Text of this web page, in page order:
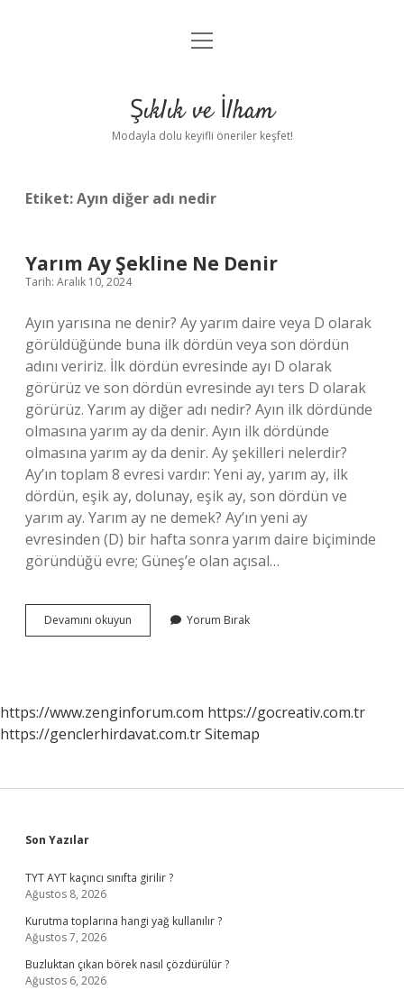
Anasayfa
Yasal Uyarı
menüyü
Şıklık ve İlham
Modayla dolu keyifli öneriler keşfet!
Etiket:Ayın diğer adı nedir
Yarım Ay Şekline Ne Denir
Tarih: Aralık 10, 2024
Ayın yarısına ne denir? Ay yarım daire veya D olarak
görüldüğünde buna ilk dördün veya son dördün
adını veririz. İlk dördün evresinde ayı D olarak
görürüz ve son dördün evresinde ayı ters D olarak
görürüz. Yarım ay diğer adı nedir? Ayın ilk dördünde
olmasına yarım ay da denir. Ayın ilk dördünde
olmasına yarım ay da denir. Ay şekilleri nelerdir?
Ay’ın toplam 8 evresi vardır: Yeni ay, yarım ay, ilk
dördün, eşik ay, dolunay, eşik ay, son dördün ve
yarım ay. Yarım ay ne demek? Ay’ın yeni ay
evresinden (D) bir hafta sonra yarım daire biçiminde
göründüğü evre; Güneş’e olan açısal…
Devamını okuyun
Ay
Yorum Bırak
https://www.zenginforum.com https://gocreativ.com.tr
https://genclerhirdavat.com.trSitemap
Sidebar
Son Yazılar
TYT AYT kaçıncı sınıfta girilir ?
Ağustos 8, 2026
Kurutma toplarına hangi yağ kullanılır ?
Ağustos 7, 2026
Buzluktan çıkan börek nasıl çözdürülür ?
Ağustos 6, 2026